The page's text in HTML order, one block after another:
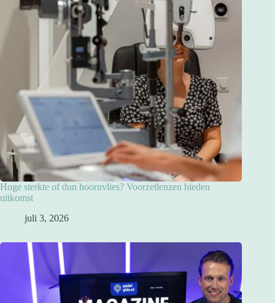
Hoge sterkte of dun hoornvlies? Voorzetlenzen bieden
uitkomst
juli 3, 2026